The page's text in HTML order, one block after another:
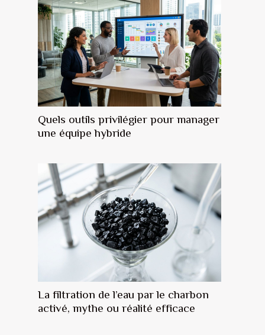
Quels outils privilégier pour manager
une équipe hybride
La filtration de l’eau par le charbon
activé, mythe ou réalité efficace